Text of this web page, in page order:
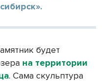
будет
на территории
. Сама скульптура